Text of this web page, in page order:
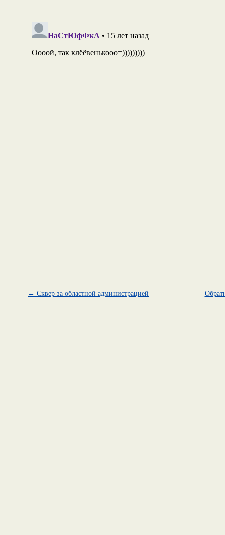
← Сквер за областной администрацией